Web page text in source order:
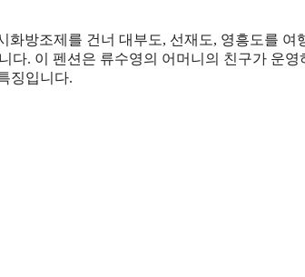
화방조제를 건너 대부도, 선재도, 영흥도를 여
다. 이 펜션은 류수영의 어머니의 친구가 운영
징입니다.